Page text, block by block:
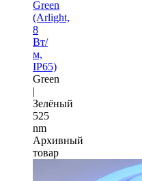
Green
(Arlight,
8
Вт/
м,
IP65)
Green
|
Зелёный
525
nm
Архивный
товар